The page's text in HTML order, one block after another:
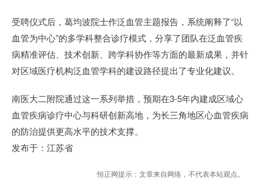
受聘仪式后，葛均波院士作泛血管主题报告，系统阐释了“以
血管为中心”的多学科整合诊疗模式，分享了团队在泛血管疾
病精准评估、技术创新、跨学科协作等方面的最新成果，并针
对区域医疗机构泛血管学科的建设路径提出了专业化建议。
南医大二附院通过这一系列举措，预期在3-5年内建成区域心
血管疾病诊疗中心与科研创新高地，为长三角地区心血管疾病
的防治提供更高水平的技术支撑。
发布于：江苏省
恒正网提示：文章来自网络，不代表本站观点。